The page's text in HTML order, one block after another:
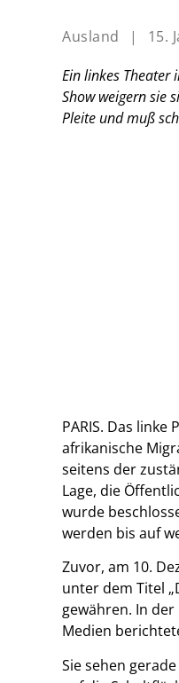
Ausland | 15.
Ein linkes Theater
Show weigern sie
Pleite und muß
PARIS. Das
afrikanische
seitens der
Lage, die
wurde
werden bis auf
Zuvor, am 10.
unter dem Titel
gewähren. In
Medien
Sie sehen